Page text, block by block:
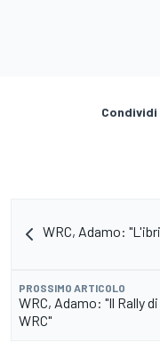
WRC, Adamo:
PROSSIMO ARTICOLO
WRC, Adamo: "Il Rally
WRC"